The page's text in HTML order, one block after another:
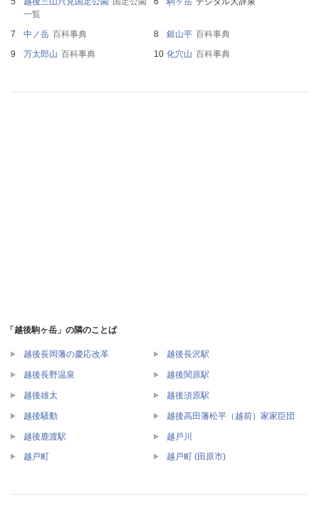
一覧
中ノ岳 百科事典 銀山平 百科事典
万太郎山 百科事典 化穴山 百科事典
「越後駒ヶ岳」の隣のことば
越後長岡藩の慶応改革 越後長沢駅
越後長野温泉 越後関原駅
越後雄太 越後須原駅
越後騒動 越後高田藩松平（越前）家家臣団
越後鹿渡駅 越戸川
越戸町 越戸町 (田原市)